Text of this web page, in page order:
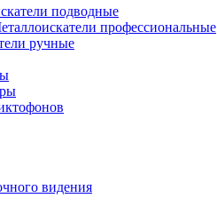
подводные
профессиональные
ручные
видения